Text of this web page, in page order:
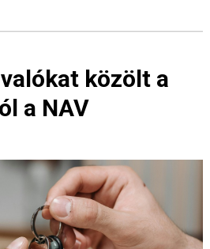
közölt a
a NAV